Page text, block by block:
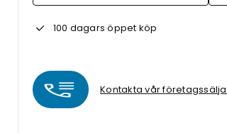
100 dagars öppet köp
Kontakta vår